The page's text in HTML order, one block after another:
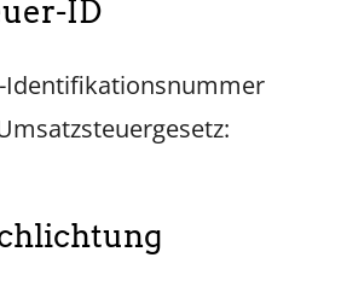
ID
Identifikationsnummer